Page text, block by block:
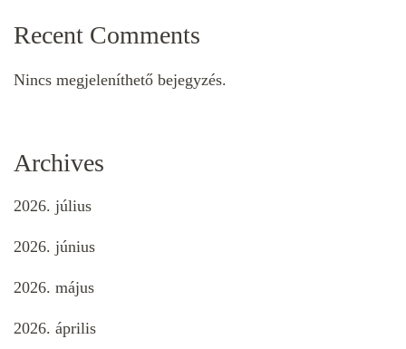
Recent Comments
Nincs megjeleníthető bejegyzés.
Archives
2026. július
2026. június
2026. május
2026. április